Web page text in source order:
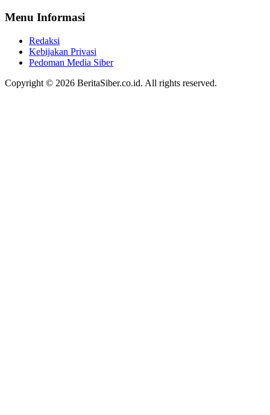
Menu Informasi
Redaksi
Kebijakan Privasi
Pedoman Media Siber
Copyright © 2026 BeritaSiber.co.id. All rights reserved.